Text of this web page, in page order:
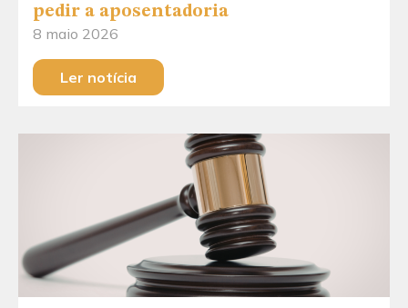
pedir a aposentadoria
8 maio 2026
Ler notícia